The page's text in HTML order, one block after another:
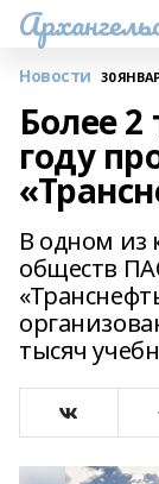
Новости 30
Более 2
году
В одном из
обществ
тысяч